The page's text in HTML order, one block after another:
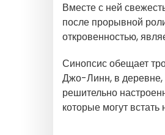
Вместе с ней
после прорывной
откровенностью,
Синопсис обещает
Джо-Линн, в деревне,
решительно
которые могут встать